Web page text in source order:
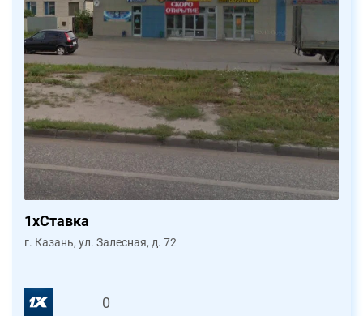
1xСтавка
г. Казань, ул. Залесная, д. 72
0